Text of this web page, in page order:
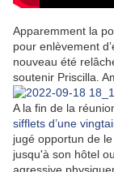
Apparemment la
pour enlèvement
nouveau été
soutenir Priscilla.
A la fin de la
sifflets d’une
jugé opportun de
jusqu'à son hôtel